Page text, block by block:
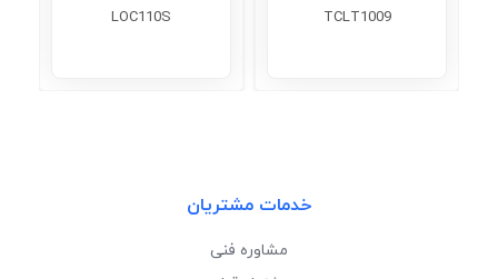
TCLT1009
LOC110S
خدمات مشتریان
مشاوره فنی